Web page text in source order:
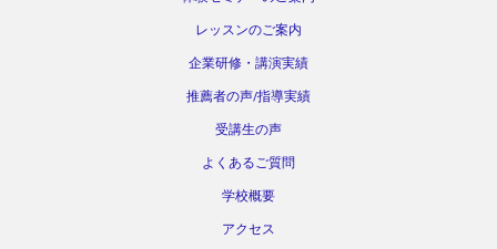
レッスンのご案内
企業研修・講演実績
推薦者の声/指導実績
受講生の声
よくあるご質問
学校概要
アクセス